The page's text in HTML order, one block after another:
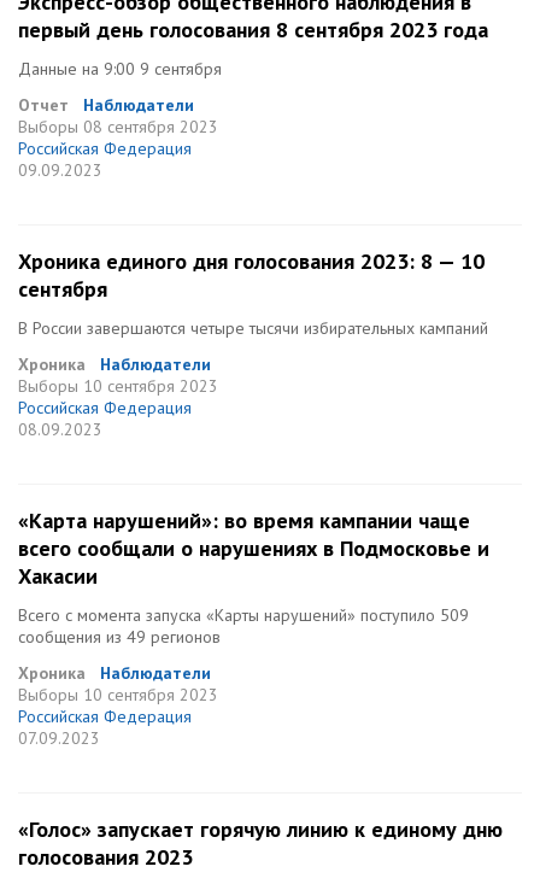
первый день голосования 8 сентября 2023 года
Данные на 9:00 9 сентября
Отчет
Наблюдатели
Выборы 08 сентября 2023
Российская Федерация
09.09.2023
Хроника единого дня голосования 2023: 8 — 10
сентября
В России завершаются четыре тысячи избирательных кампаний
Хроника
Наблюдатели
Выборы 10 сентября 2023
Российская Федерация
08.09.2023
«Карта нарушений»: во время кампании чаще
всего сообщали о нарушениях в Подмосковье и
Хакасии
Всего с момента запуска «Карты нарушений» поступило 509
сообщения из 49 регионов
Хроника
Наблюдатели
Выборы 10 сентября 2023
Российская Федерация
07.09.2023
«Голос» запускает горячую линию к единому дню
голосования 2023